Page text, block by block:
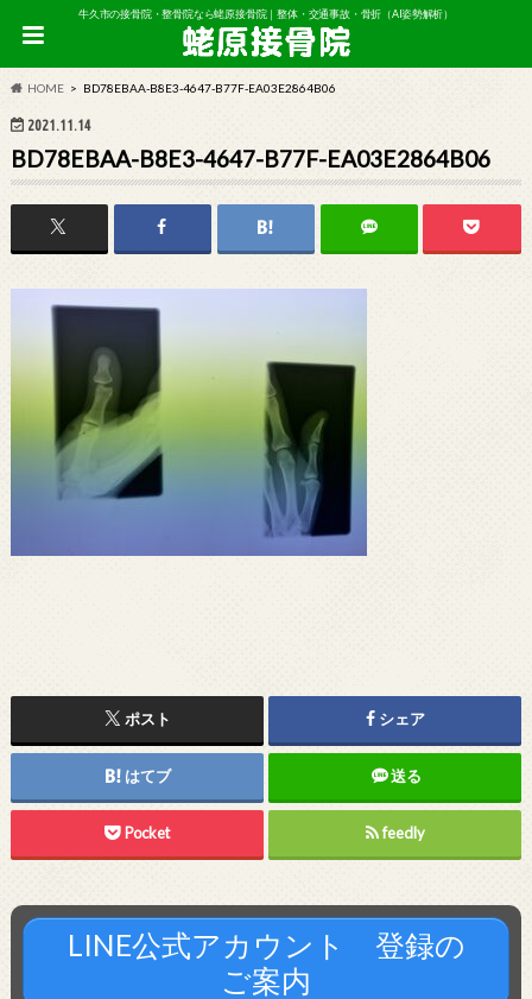
牛久市の接骨院・整骨院なら蛯原接骨院｜整体・交通事故・骨折（AI姿勢解析）
HOME BD78EBAA-B8E3-4647-B77F-EA03E2864B06
2021.11.14
BD78EBAA-B8E3-4647-B77F-EA03E2864B06
ポスト シェア
はてブ 送る
Pocket feedly
LINE公式アカウント 登録の
ご案内